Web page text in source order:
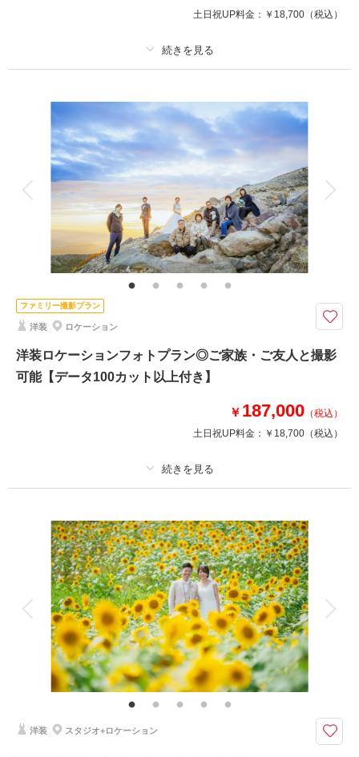
土日祝UP料金： ￥18,700 （税込）
新婦衣装1着 新郎衣装
着付け 小物一式
アルバム データ 100 カット
衣装追加 会食 挙式
家族と撮影 家族用衣装レンタル ペットと撮影
その他含むもの
福島県内出張料 ブーケ（造花）
ウエディングドレスでの撮影プラン
福島県内であれば出張料無料で撮影可能！
このプランで撮影可能な撮影レポート
撮影日： 2026年4月19日
相談予約する
ファミリー撮影プラン
洋装 ロケーション
洋装ロケーションフォトプラン◎ご家族・ご友人と撮影
可能【データ100カット以上付き】
￥ 187,000 （税込）
土日祝UP料金： ￥18,700 （税込）
撮影料 新婦衣装1着 新郎衣装
着付け ヘアメイク 小物一式
アルバム データ 100 カット 台紙付写真
衣装追加 会食 挙式
家族と撮影 家族用衣装レンタル ペットと撮影
その他含むもの
福島県内出張料 ブーケ（造花）
ウエディングドレスでの撮影プラン
福島県内であれば出張料無料で撮影可能！
洋装 スタジオ+ロケーション